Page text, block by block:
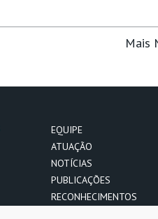
Mais
EQUIPE
ATUAÇÃO
NOTÍCIAS
PUBLICAÇÕES
RECONHECIMENTOS